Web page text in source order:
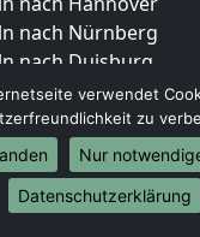
nach Nürnberg
nach Duisburg
nach Bochum
nach Wuppertal
nach Bielefeld
nach Bonn
nach Münster
verwendet
zu
Nur
Datenschutzerklärung